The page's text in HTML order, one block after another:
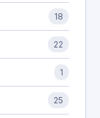
18
22
1
25